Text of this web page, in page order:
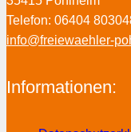
Telefon: 06404
info@freiewaehler-
Informationen: